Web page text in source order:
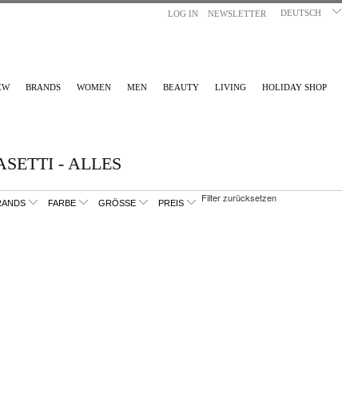
LOG IN NEWSLETTER DEUTSCH
BRANDS WOMEN MEN BEAUTY LIVING HOLIDAY SHOP
- ALLES
FARBE GRÖSSE PREIS Filter zurücksetzen